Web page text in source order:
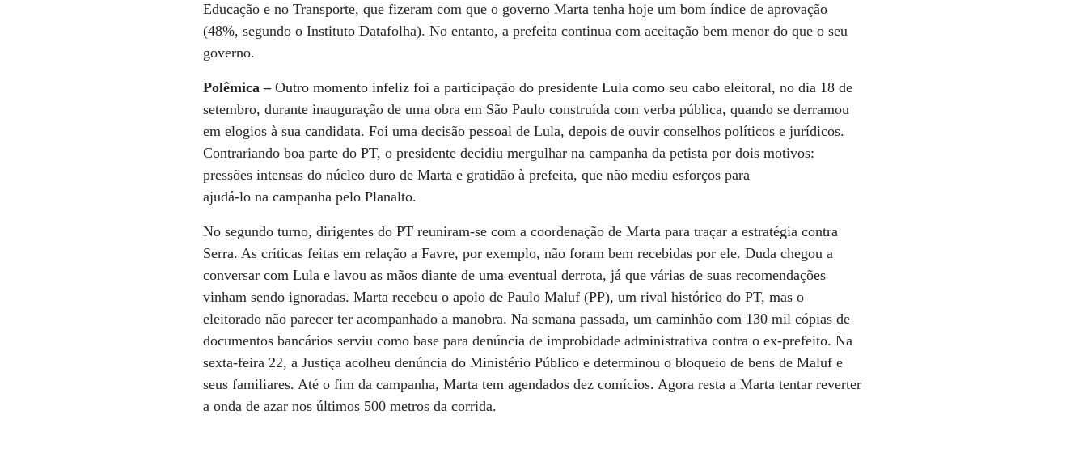
Educação e no Transporte, que fizeram com que o governo Marta tenha hoje um bom índice de aprovação
(48%, segundo o Instituto Datafolha). No entanto, a prefeita continua com aceitação bem menor do que o seu
governo.
Polêmica –Outro momento infeliz foi a participação do presidente Lula como seu cabo eleitoral, no dia 18 de
setembro, durante inauguração de uma obra em São Paulo construída com verba pública, quando se derramou
em elogios à sua candidata. Foi uma decisão pessoal de Lula, depois de ouvir conselhos políticos e jurídicos.
Contrariando boa parte do PT, o presidente decidiu mergulhar na campanha da petista por dois motivos:
pressões intensas do núcleo duro de Marta e gratidão à prefeita, que não mediu esforços para
ajudá-lo na campanha pelo Planalto.
No segundo turno, dirigentes do PT reuniram-se com a coordenação de Marta para traçar a estratégia contra
Serra. As críticas feitas em relação a Favre, por exemplo, não foram bem recebidas por ele. Duda chegou a
conversar com Lula e lavou as mãos diante de uma eventual derrota, já que várias de suas recomendações
vinham sendo ignoradas. Marta recebeu o apoio de Paulo Maluf (PP), um rival histórico do PT, mas o
eleitorado não parecer ter acompanhado a manobra. Na semana passada, um caminhão com 130 mil cópias de
documentos bancários serviu como base para denúncia de improbidade administrativa contra o ex-prefeito. Na
sexta-feira 22, a Justiça acolheu denúncia do Ministério Público e determinou o bloqueio de bens de Maluf e
seus familiares. Até o fim da campanha, Marta tem agendados dez comícios. Agora resta a Marta tentar reverter
a onda de azar nos últimos 500 metros da corrida.